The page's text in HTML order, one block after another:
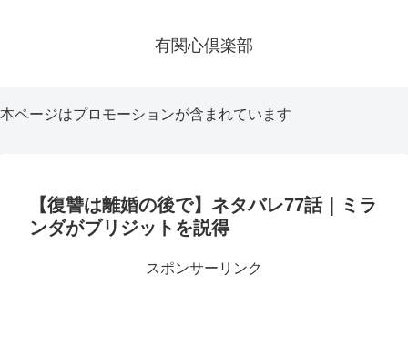
有関心倶楽部
本ページはプロモーションが含まれています
【復讐は離婚の後で】ネタバレ77話｜ミラ
ンダがブリジットを説得
スポンサーリンク